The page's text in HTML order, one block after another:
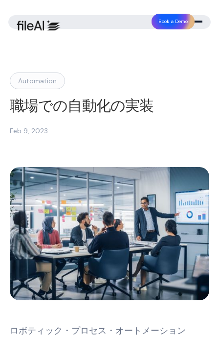
Book a Demo
Automation
職場での自動化の実装
Feb 9, 2023
ロボティック・プロセス・オートメーション